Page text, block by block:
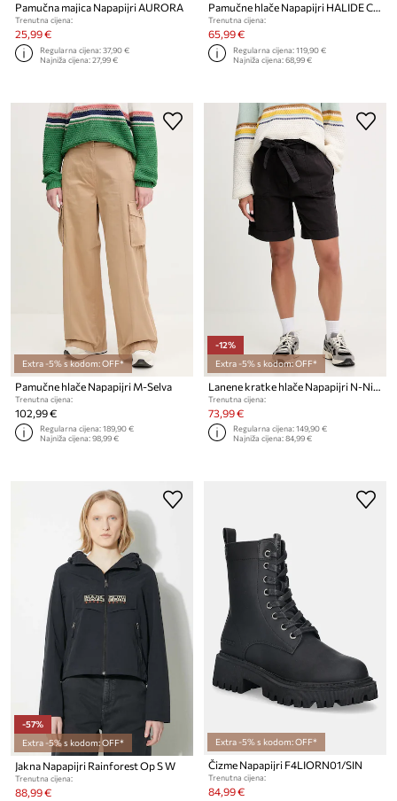
Pamučna majica Napapijri AURORA
Trenutna cijena:
25,99 €
Regularna cijena:37,90 €
Najniža cijena:27,99 €
Pamučne hlače Napapijri HALIDE CHINO
Trenutna cijena:
65,99 €
Regularna cijena:119,90 €
Najniža cijena:68,99 €
Extra -5% s kodom: OFF*
Pamučne hlače Napapijri M-Selva
Trenutna cijena:
102,99 €
Regularna cijena:189,90 €
Najniža cijena:98,99 €
-12%
Extra -5% s kodom: OFF*
Trenutna cijena:
73,99 €
Regularna cijena:149,90 €
Najniža cijena:84,99 €
-57%
Extra -5% s kodom: OFF*
Jakna Napapijri Rainforest Op S W
Trenutna cijena:
88,99 €
Extra -5% s kodom: OFF*
Čizme Napapijri F4LIORN01/SIN
Trenutna cijena:
84,99 €